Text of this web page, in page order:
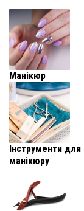
Манікюр
Інструменти для
манікюру